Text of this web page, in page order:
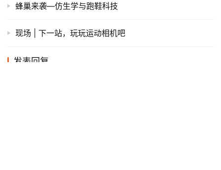
蜂巢来袭—仿生学与跑鞋科技
现场 | 下一站，玩玩运动相机吧
发表回复